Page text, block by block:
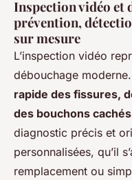
Inspection vidéo et
prévention,
sur mesure
L’inspection vidéo
débouchage
rapide des fissures,
des bouchons cachés
diagnostic précis et
personnalisées, qu’il
remplacement ou